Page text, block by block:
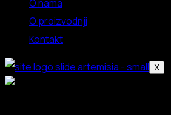
O nama
O proizvodnji
Kontakt
X